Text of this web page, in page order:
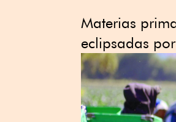
Materias
eclipsadas